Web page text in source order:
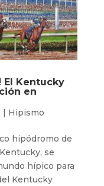
El Kentucky
en
| Hipismo
hipódromo de
se
hípico para
Kentucky